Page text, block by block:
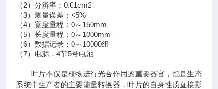
（2）分辨率：0.01cm2
（3）测量误差：<5%
（4）宽度量程：0～150mm
（5）长度量程：0～1000mm
（6）数据记录：0～10000组
（7）电源：4节5号电池
叶片不仅是植物进行光合作用的重要器官，也是生态
系统中生产者的主要能量转换器，叶片的自身性质直接影